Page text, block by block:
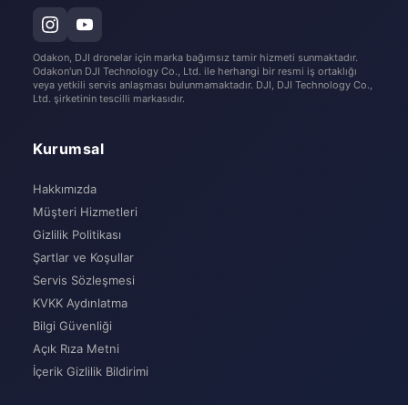
Odakon, DJI dronelar için marka bağımsız tamir hizmeti sunmaktadır.
Odakon'un DJI Technology Co., Ltd. ile herhangi bir resmi iş ortaklığı
veya yetkili servis anlaşması bulunmamaktadır. DJI, DJI Technology Co.,
Ltd. şirketinin tescilli markasıdır.
Kurumsal
Hakkımızda
Müşteri Hizmetleri
Gizlilik Politikası
Şartlar ve Koşullar
Servis Sözleşmesi
KVKK Aydınlatma
Bilgi Güvenliği
Açık Rıza Metni
İçerik Gizlilik Bildirimi